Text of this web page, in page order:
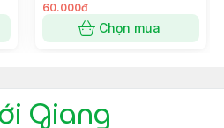
60.000đ
Chọn mua
Giang